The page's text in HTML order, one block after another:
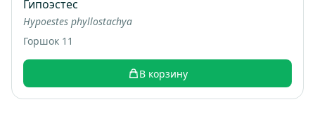
Гипоэстес
Hypoestes phyllostachya
Горшок 11
В корзину